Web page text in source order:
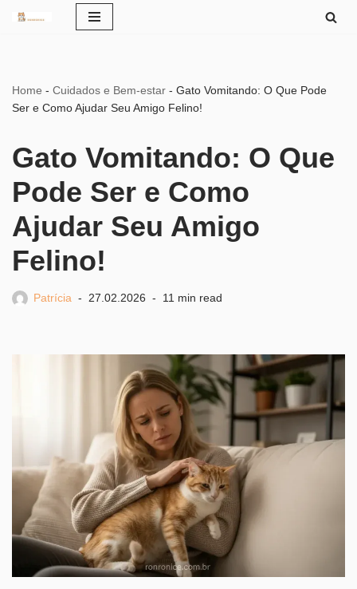
Home - Cuidados e Bem-estar - Gato Vomitando: O Que Pode
Ser e Como Ajudar Seu Amigo Felino!
Gato Vomitando: O Que
Pode Ser e Como
Ajudar Seu Amigo
Felino!
Patrícia 27.02.2026 11 min read